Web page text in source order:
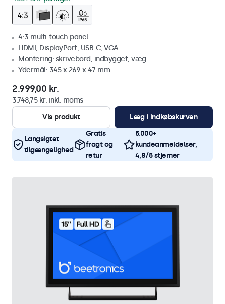
4:3 multi-touch panel
HDMI, DisplayPort, USB-C, VGA
Montering: skrivebord, indbygget, væg
Ydermål: 345 x 269 x 47 mm
2.999,00 kr.
3.748,75 kr. inkl. moms
Vis produkt
Læg i indkøbskurven
Langsigtet
tilgængelighed
Gratis
fragt og
retur
5.000+
kundeanmeldelser,
4,8/5 stjerner